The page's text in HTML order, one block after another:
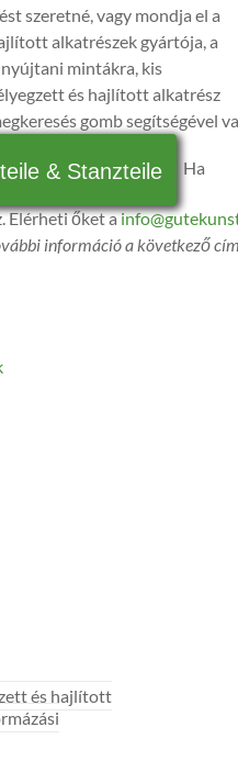
szeretné, vagy mondja el a
alkatrészek gyártója, a
mintákra, kis
és hajlított alkatrész
gomb segítségével
& Stanzteile Ha
Elérheti őket a
információ a következő
és hajlított